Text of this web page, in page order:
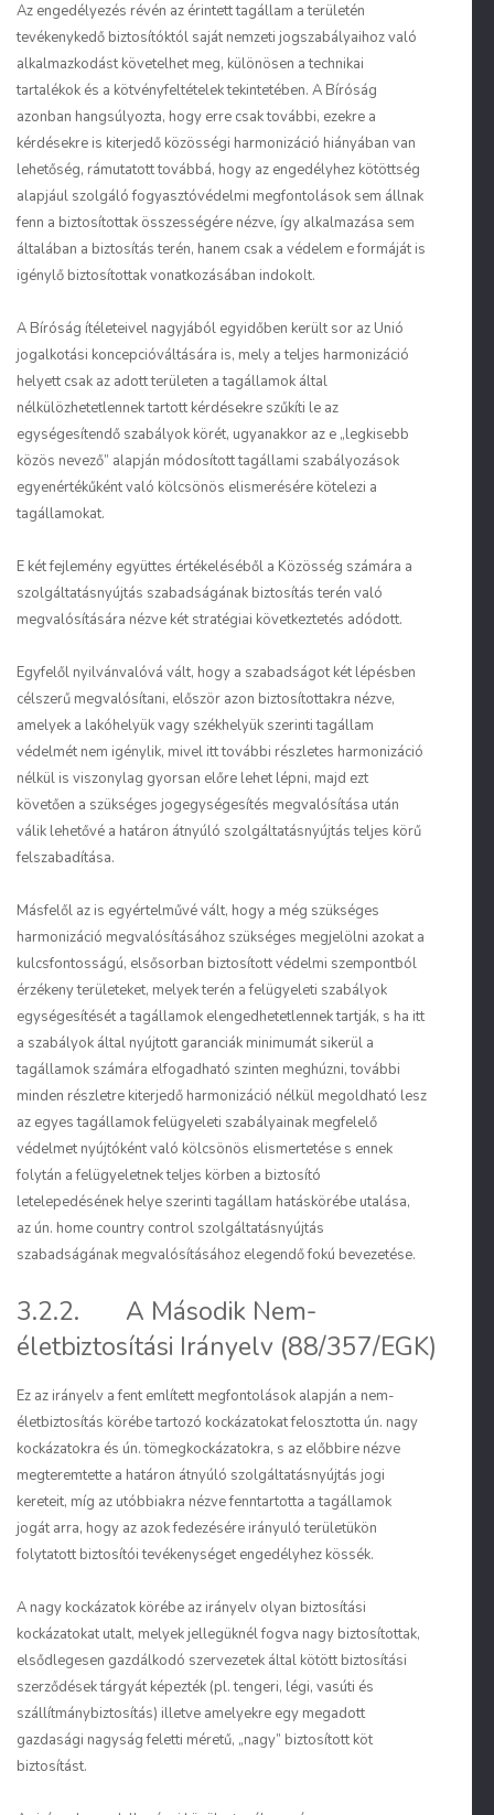
Az engedélyezés révén az érintett tagállam a területén
tevékenykedő biztosítóktól saját nemzeti jogszabályaihoz való
alkalmazkodást követelhet meg, különösen a technikai
tartalékok és a kötvényfeltételek tekintetében. A Bíróság
azonban hangsúlyozta, hogy erre csak további, ezekre a
kérdésekre is kiterjedő közösségi harmonizáció hiányában van
lehetőség, rámutatott továbbá, hogy az engedélyhez kötöttség
alapjául szolgáló fogyasztóvédelmi megfontolások sem állnak
fenn a biztosítottak összességére nézve, így alkalmazása sem
általában a biztosítás terén, hanem csak a védelem e formáját is
igénylő biztosítottak vonatkozásában indokolt.
A Bíróság ítéleteivel nagyjából egyidőben került sor az Unió
jogalkotási koncepcióváltására is, mely a teljes harmonizáció
helyett csak az adott területen a tagállamok által
nélkülözhetetlennek tartott kérdésekre szűkíti le az
egységesítendő szabályok körét, ugyanakkor az e „legkisebb
közös nevező” alapján módosított tagállami szabályozások
egyenértékűként való kölcsönös elismerésére kötelezi a
tagállamokat.
E két fejlemény együttes értékeléséből a Közösség számára a
szolgáltatásnyújtás szabadságának biztosítás terén való
megvalósítására nézve két stratégiai következtetés adódott.
Egyfelől nyilvánvalóvá vált, hogy a szabadságot két lépésben
célszerű megvalósítani, először azon biztosítottakra nézve,
amelyek a lakóhelyük vagy székhelyük szerinti tagállam
védelmét nem igénylik, mivel itt további részletes harmonizáció
nélkül is viszonylag gyorsan előre lehet lépni, majd ezt
követően a szükséges jogegységesítés megvalósítása után
válik lehetővé a határon átnyúló szolgáltatásnyújtás teljes körű
felszabadítása.
Másfelől az is egyértelművé vált, hogy a még szükséges
harmonizáció megvalósításához szükséges megjelölni azokat a
kulcsfontosságú, elsősorban biztosított védelmi szempontból
érzékeny területeket, melyek terén a felügyeleti szabályok
egységesítését a tagállamok elengedhetetlennek tartják, s ha itt
a szabályok által nyújtott garanciák minimumát sikerül a
tagállamok számára elfogadható szinten meghúzni, további
minden részletre kiterjedő harmonizáció nélkül megoldható lesz
az egyes tagállamok felügyeleti szabályainak megfelelő
védelmet nyújtóként való kölcsönös elismertetése s ennek
folytán a felügyeletnek teljes körben a biztosító
letelepedésének helye szerinti tagállam hatáskörébe utalása,
az ún. home country control szolgáltatásnyújtás
szabadságának megvalósításához elegendő fokú bevezetése.
3.2.2. A Második Nem-
életbiztosítási Irányelv (88/357/EGK)
Ez az irányelv a fent említett megfontolások alapján a nem-
életbiztosítás körébe tartozó kockázatokat felosztotta ún. nagy
kockázatokra és ún. tömegkockázatokra, s az előbbire nézve
megteremtette a határon átnyúló szolgáltatásnyújtás jogi
kereteit, míg az utóbbiakra nézve fenntartotta a tagállamok
jogát arra, hogy az azok fedezésére irányuló területükön
folytatott biztosítói tevékenységet engedélyhez kössék.
A nagy kockázatok körébe az irányelv olyan biztosítási
kockázatokat utalt, melyek jellegüknél fogva nagy biztosítottak,
elsődlegesen gazdálkodó szervezetek által kötött biztosítási
szerződések tárgyát képezték (pl. tengeri, légi, vasúti és
szállítmánybiztosítás) illetve amelyekre egy megadott
gazdasági nagyság feletti méretű, „nagy” biztosított köt
biztosítást.